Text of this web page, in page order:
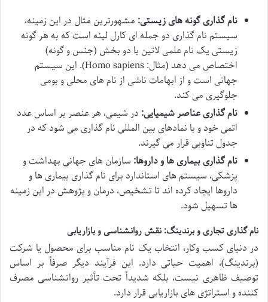
نام گذاری گونه های زیستی: مشهورترین مثال در این زمینه،
سیستم نام گذاری دو جمله ای کارل لینه است که به هر گونه
زیستی یک نام علمی لاتین با دو بخش (جنس و گونه)
اختصاص می دهد (مثال: Homo sapiens). این سیستم
جهانی است و از ابهامات ناشی از نام های محلی و بومی
جلوگیری می کند.
نام گذاری عناصر شیمیایی: در شیمی، هر عنصر بر اساس عدد
اتمی خود و با نمادهای بین المللی نام گذاری می شود که در
جدول تناوبی قرار می گیرند.
نام گذاری بیماری ها و داروها: سازمان های جهانی بهداشت و
پزشکی، سیستم های استاندارد برای نام گذاری بیماری ها و
داروها ایجاد کرده اند تا تشخیص، درمان و پژوهش در این زمینه
ها تسهیل شود.
نام گذاری تجاری و برندینگ: نقش روانشناسی و بازاریابی
در دنیای کسب وکار، انتخاب یک نام مناسب برای محصول یا شرکت
(برندینگ)، اهمیت حیاتی دارد. این فرآیند دیگر صرفاً بر اساس
توصیف ظاهری نیست، بلکه شدیداً تحت تأثیر روانشناسی مصرف
کننده و استراتژی های بازاریابی قرار دارد.